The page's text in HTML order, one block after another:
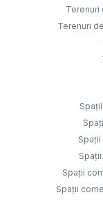
Terenuri
Terenuri
Spații
Spații